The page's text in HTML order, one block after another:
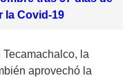
la Covid-19
la
aprovechó la